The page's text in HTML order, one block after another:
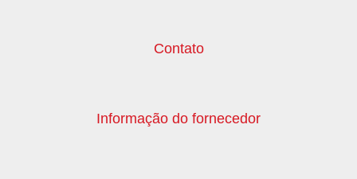
Contato
Informação do fornecedor